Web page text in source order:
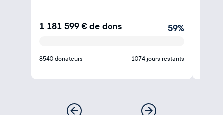
1 181 599€de dons 59%
8540 donateurs 1074 jours restants